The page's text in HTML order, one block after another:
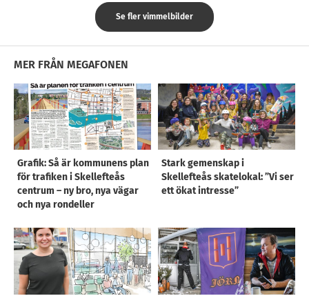
Se fler vimmelbilder
MER FRÅN MEGAFONEN
Grafik: Så är kommunens plan
för trafiken i Skellefteås
centrum – ny bro, nya vägar
och nya rondeller
Stark gemenskap i
Skellefteås skatelokal: ”Vi ser
ett ökat intresse”